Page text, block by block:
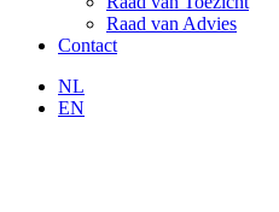
Raad van Advies
Contact
NL
EN